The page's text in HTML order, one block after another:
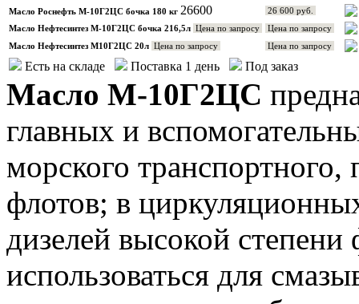
Масло Роснефть М-10Г2ЦС бочка 180 кг 26600
26 600 руб.
Масло Нефтесинтез М-10Г2ЦС бочка 216,5л Цена по запросу
Цена по запросу
Масло Нефтесинтез М10Г2ЦС 20л Цена по запросу Цена по запросу
Есть на складе Поставка 1 день Под заказ
Масло М-10Г2ЦС
главных и
морского
флотов; в
дизелей высокой
использоваться для